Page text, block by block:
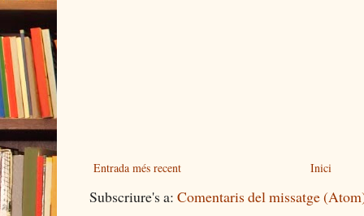
Entrada més recent Inici
Subscriure's a: Comentaris del missatge